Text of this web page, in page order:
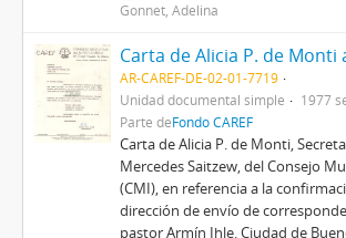
Gonnet, Adelina
AR-CAREF-DE-02-01-7719
Unidad documental simple
1977
Parte deFondo CAREF
Carta de Alicia P. de Monti,
Mercedes Saitzew, del Consejo
(CMI), en referencia a la
dirección de envío de
pastor Armín Ihle. Ciudad de